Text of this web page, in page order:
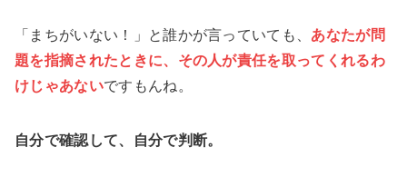
「まちがいない！」と誰かが言っていても、 あなたが問
題を指摘されたときに、その人が責任を取ってくれるわ
けじゃあないですもんね。
自分で確認して、自分で判断。